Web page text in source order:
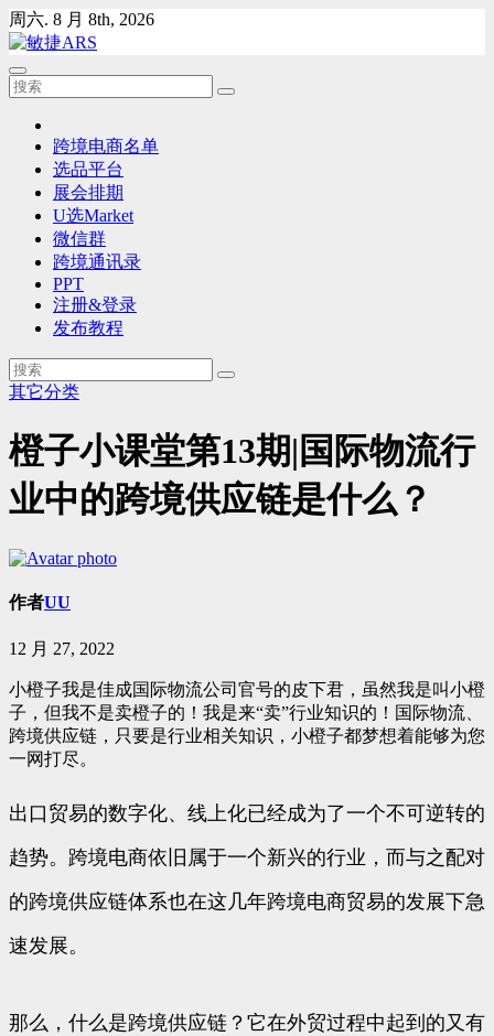
Skip
to
content
周六. 8 月 8th, 2026
跨境电商名单
选品平台
展会排期
U选Market
微信群
跨境通讯录
PPT
注册&登录
发布教程
其它分类
橙子小课堂第13期|国际物流行
业中的跨境供应链是什么？
作者UU
12 月 27, 2022
小橙子我是佳成国际物流公司官号的皮下君，虽然我是叫小橙
子，但我不是卖橙子的！我是来“卖”行业知识的！国际物流、
跨境供应链，只要是行业相关知识，小橙子都梦想着能够为您
一网打尽。
出口贸易的数字化、线上化已经成为了一个不可逆转的
趋势。跨境电商依旧属于一个新兴的行业，而与之配对
的跨境供应链体系也在这几年跨境电商贸易的发展下急
速发展。
那么，什么是跨境供应链？它在外贸过程中起到的又有